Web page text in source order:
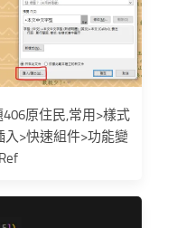
原住民,常用>樣式
入>快速組件>功能變